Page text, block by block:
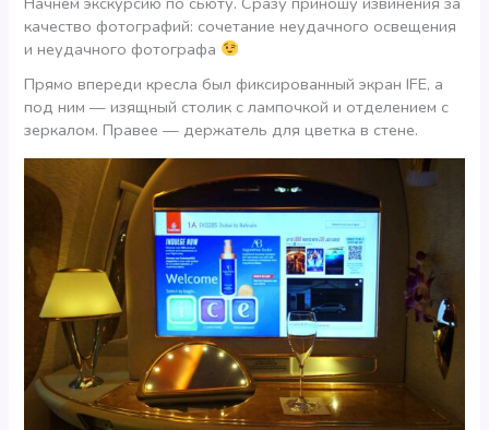
качество фотографий: сочетание неудачного освещения
и неудачного фотографа
Прямо впереди кресла был фиксированный экран IFE, а
под ним — изящный столик с лампочкой и отделением с
зеркалом. Правее — держатель для цветка в стене.